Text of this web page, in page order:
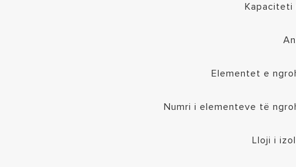
Kapaciteti
Elementet e
Numri i elementeve të
Lloji i